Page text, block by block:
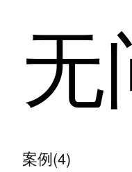
无
案例(4)